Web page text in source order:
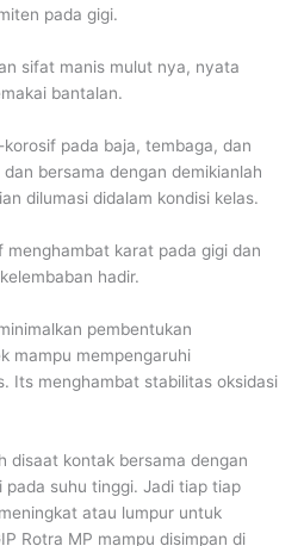
pada gigi.
sifat manis mulut nya, nyata
bantalan.
pada baja, tembaga, dan
bersama dengan demikianlah
dilumasi didalam kondisi kelas.
karat pada gigi dan
hadir.
pembentukan
mampu mempengaruhi
Its menghambat stabilitas oksidasi
disaat kontak bersama dengan
pada suhu tinggi. Jadi tiap tiap
atau lumpur untuk
Rotra MP mampu disimpan di